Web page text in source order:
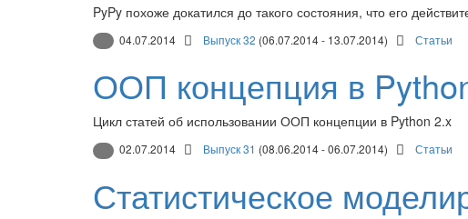
PyPy похоже докатился до такого состояния, что его
04.07.2014 Выпуск 32 (06.07.2014 - 13.07.2014) Статьи
ООП концепция в
Цикл статей об использовании ООП концепции в Python 2.x
02.07.2014 Выпуск 31 (08.06.2014 - 06.07.2014) Статьи
Статистическое